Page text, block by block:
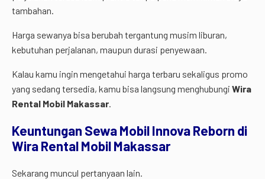
tambahan.
Harga sewanya bisa berubah tergantung musim liburan,
kebutuhan perjalanan, maupun durasi penyewaan.
Kalau kamu ingin mengetahui harga terbaru sekaligus promo
yang sedang tersedia, kamu bisa langsung menghubungi Wira
Rental Mobil Makassar
Keuntungan SewaMobilInnovaReborn di
WiraRentalMobilMakassar
Sekarang muncul pertanyaan lain.